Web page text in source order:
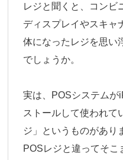
レジと聞くと、コンビ
ディスプレイやスキャ
体になったレジを思い
でしょうか。
実は、POSシステムが
ストールして使われて
ジ」というものがあり
POSレジと違ってそこ